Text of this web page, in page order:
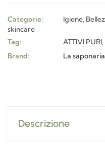
Categorie: Igiene,
skincare
Tag:
ATTIVI PURI,
Brand:
La saponaria
Descrizione